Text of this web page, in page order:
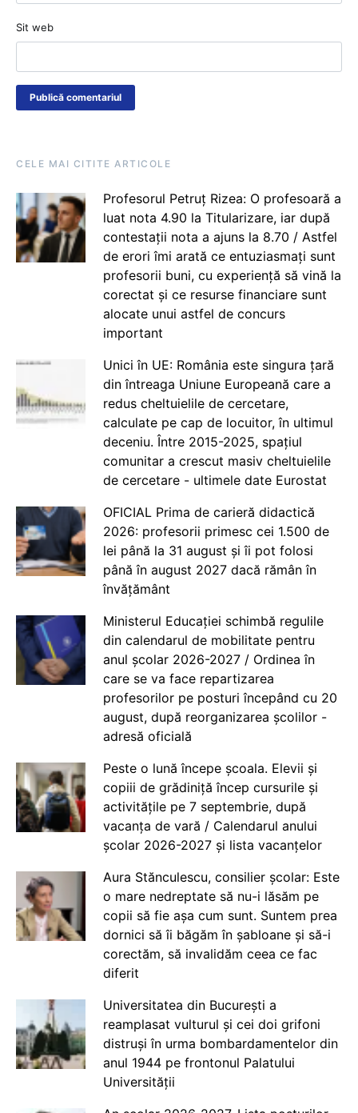
Sit web
CELE MAI CITITE ARTICOLE
Profesorul Petruț Rizea: O profesoară a
luat nota 4.90 la Titularizare, iar după
contestații nota a ajuns la 8.70 / Astfel
de erori îmi arată ce entuziasmați sunt
profesorii buni, cu experiență să vină la
corectat și ce resurse financiare sunt
alocate unui astfel de concurs
important
Unici în UE: România este singura țară
din întreaga Uniune Europeană care a
redus cheltuielile de cercetare,
calculate pe cap de locuitor, în ultimul
deceniu. Între 2015-2025, spațiul
comunitar a crescut masiv cheltuielile
de cercetare - ultimele date Eurostat
OFICIAL Prima de carieră didactică
2026: profesorii primesc cei 1.500 de
lei până la 31 august și îi pot folosi
până în august 2027 dacă rămân în
învățământ
Ministerul Educației schimbă regulile
din calendarul de mobilitate pentru
anul școlar 2026-2027 / Ordinea în
care se va face repartizarea
profesorilor pe posturi începând cu 20
august, după reorganizarea școlilor -
adresă oficială
Peste o lună începe școala. Elevii și
copiii de grădiniță încep cursurile și
activitățile pe 7 septembrie, după
vacanța de vară / Calendarul anului
școlar 2026-2027 și lista vacanțelor
Aura Stănculescu, consilier școlar: Este
o mare nedreptate să nu-i lăsăm pe
copii să fie așa cum sunt. Suntem prea
dornici să îi băgăm în șabloane și să-i
corectăm, să invalidăm ceea ce fac
diferit
Universitatea din București a
reamplasat vulturul și cei doi grifoni
distruși în urma bombardamentelor din
anul 1944 pe frontonul Palatului
Universității